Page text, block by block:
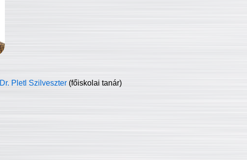
Dr. Pletl Szilveszter (főiskolai tanár)